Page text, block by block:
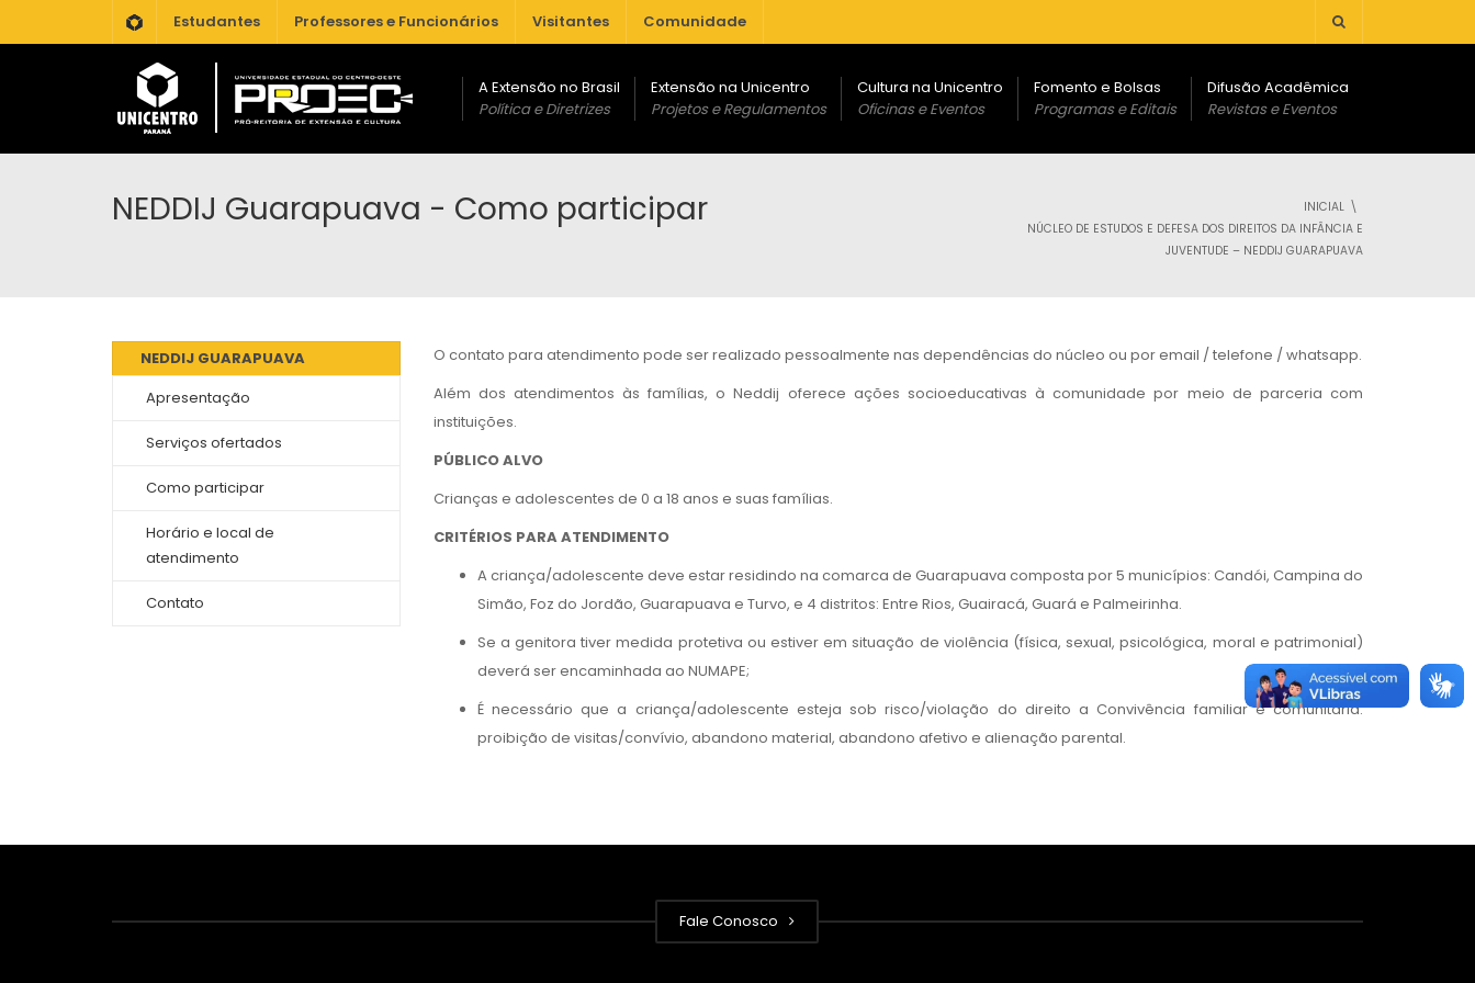
. Estudantes Professores e Funcionários Visitantes Comunidade
A Extensão no Brasil
Política e Diretrizes
Extensão na Unicentro
Projetos e Regulamentos
Cultura na Unicentro
Oficinas e Eventos
Fomento e Bolsas
Programas e Editais
Difusão Acadêmica
Revistas e Eventos
NEDDIJ Guarapuava - Como participar
INICIAL
NÚCLEO DE ESTUDOS E DEFESA DOS DIREITOS DA INFÂNCIA E
JUVENTUDE – NEDDIJ GUARAPUAVA
O contato para atendimento pode ser realizado pessoalmente nas dependências do núcleo ou por email / telefone / whatsapp.
Além dos atendimentos às famílias, o Neddij oferece ações socioeducativas à comunidade por meio de parceria com
instituições.
PÚBLICO ALVO
Crianças e adolescentes de 0 a 18 anos e suas famílias.
CRITÉRIOS PARA ATENDIMENTO
A criança/adolescente deve estar residindo na comarca de Guarapuava composta por 5 municípios: Candói, Campina do
Simão, Foz do Jordão, Guarapuava e Turvo, e 4 distritos: Entre Rios, Guairacá, Guará e Palmeirinha.
Se a genitora tiver medida protetiva ou estiver em situação de violência (física, sexual, psicológica, moral e patrimonial)
deverá ser encaminhada ao NUMAPE;
É necessário que a criança/adolescente esteja sob risco/violação do direito a Convivência familiar e comunitária:
proibição de visitas/convívio, abandono material, abandono afetivo e alienação parental.
NEDDIJ GUARAPUAVA
Apresentação
Serviços ofertados
Como participar
Horário e local de
atendimento
Contato
Fale Conosco